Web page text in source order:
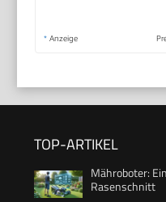
* Anzeige
TOP-ARTIKEL
Mähroboter:
Rasenschnitt